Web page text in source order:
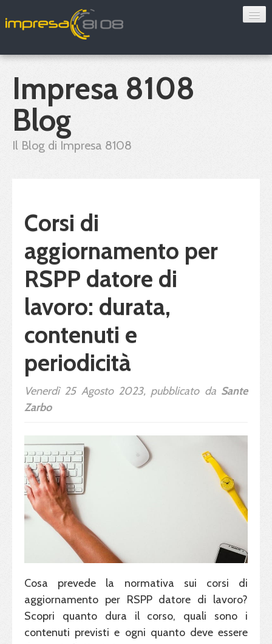
Sorveglianza sanitaria
Convenzioni
Impresa 8108
Blog
Il Blog di Impresa 8108
Corsi di
aggiornamento per
RSPP datore di
lavoro: durata,
contenuti e
periodicità
Venerdì 25 Agosto 2023, pubblicato da Sante
Zarbo
Cosa prevede la normativa sui corsi di
aggiornamento per RSPP datore di lavoro?
Scopri quanto dura il corso, quali sono i
contenuti previsti e ogni quanto deve essere